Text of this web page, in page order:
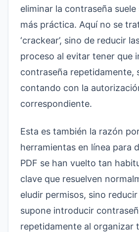
eliminar la contraseña
más práctica. Aquí no se
‘crackear’, sino de reducir
proceso al evitar tener que
contraseña repetidamente,
contando con la
correspondiente.
Esta es también la razón
herramientas en línea para
PDF se han vuelto tan
clave que resuelven
eludir permisos, sino
supone introducir
repetidamente al organizar